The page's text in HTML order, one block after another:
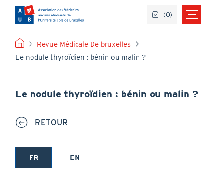
contenu
principal
FIL
D'ARIANE
Revue Médicale De bruxelles
Le nodule thyroïdien : bénin ou malin ?
Le nodule thyroïdien : bénin ou malin ?
RETOUR
FR
(onglet
EN
(0)